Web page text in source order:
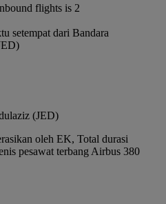
flights is 2
setempat dari Bandara
(JED)
oleh EK, Total durasi
pesawat terbang Airbus 380